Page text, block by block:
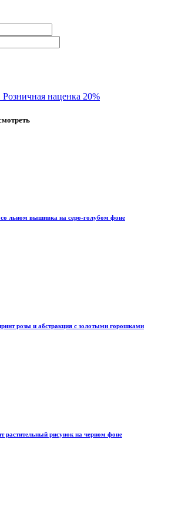
наценка 20%
льном вышивка на серо-голубом фоне
розы и абстракция с золотыми горошками
растительный рисунок на черном фоне